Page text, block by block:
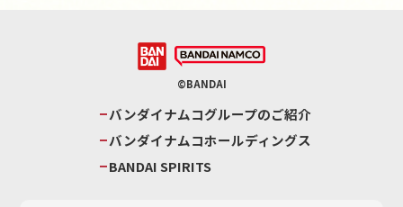
©BANDAI
バンダイナムコグループのご紹介
バンダイナムコホールディングス
BANDAI SPIRITS